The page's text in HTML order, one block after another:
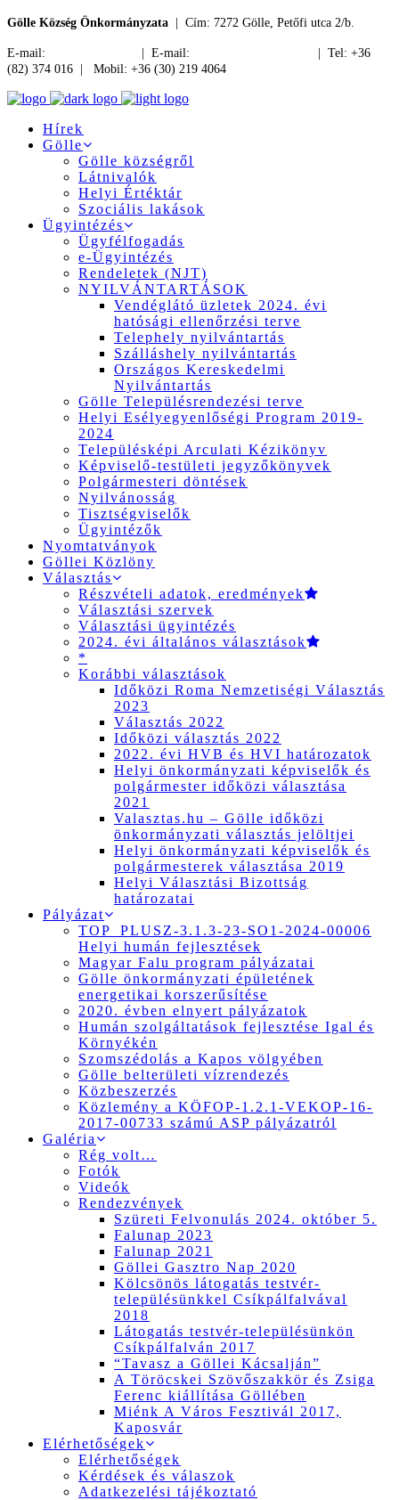
Gölle Község Önkormányzata | Cím: 7272 Gölle, Petőfi utca 2/b.
E-mail: | E-mail:
| Tel: +36
(82) 374 016 | Mobil: +36 (30) 219 4064
Hírek
Gölle
Gölle községről
Látnivalók
Helyi Értéktár
Szociális lakások
Ügyintézés
Ügyfélfogadás
e-Ügyintézés
Rendeletek (NJT)
NYILVÁNTARTÁSOK
Vendéglátó üzletek 2024. évi
hatósági ellenőrzési terve
Telephely nyilvántartás
Szálláshely nyilvántartás
Országos Kereskedelmi
Nyilvántartás
Gölle Településrendezési terve
Helyi Esélyegyenlőségi Program 2019-
2024
Településképi Arculati Kézikönyv
Képviselő-testületi jegyzőkönyvek
Polgármesteri döntések
Nyilvánosság
Tisztségviselők
Ügyintézők
Nyomtatványok
Göllei Közlöny
Választás
Részvételi adatok, eredmények
Választási szervek
Választási ügyintézés
2024. évi általános választások
*
Korábbi választások
Időközi Roma Nemzetiségi Választás
2023
Választás 2022
Időközi választás 2022
2022. évi HVB és HVI határozatok
Helyi önkormányzati képviselők és
polgármester időközi választása
2021
Valasztas.hu – Gölle időközi
önkormányzati választás jelöltjei
Helyi önkormányzati képviselők és
polgármesterek választása 2019
Helyi Választási Bizottság
határozatai
Pályázat
TOP_PLUSZ-3.1.3-23-SO1-2024-00006
Helyi humán fejlesztések
Magyar Falu program pályázatai
Gölle önkormányzati épületének
energetikai korszerűsítése
2020. évben elnyert pályázatok
Humán szolgáltatások fejlesztése Igal és
Környékén
Szomszédolás a Kapos völgyében
Gölle belterületi vízrendezés
Közbeszerzés
Közlemény a KÖFOP-1.2.1-VEKOP-16-
2017-00733 számú ASP pályázatról
Galéria
Rég volt…
Fotók
Videók
Rendezvények
Szüreti Felvonulás 2024. október 5.
Falunap 2023
Falunap 2021
Göllei Gasztro Nap 2020
Kölcsönös látogatás testvér-
településünkkel Csíkpálfalvával
2018
Látogatás testvér-településünkön
Csíkpálfalván 2017
“Tavasz a Göllei Kácsalján”
A Töröcskei Szövőszakkör és Zsiga
Ferenc kiállítása Göllében
Miénk A Város Fesztivál 2017,
Kaposvár
Elérhetőségek
Elérhetőségek
Kérdések és válaszok
Adatkezelési tájékoztató